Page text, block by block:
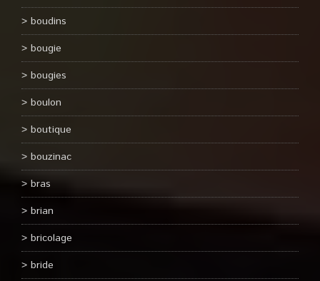
boudins
bougie
bougies
boulon
boutique
bouzinac
bras
brian
bricolage
bride